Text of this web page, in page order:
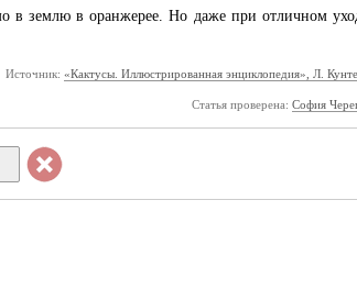
в землю в оранжерее. Но даже при отличном
Источник: «Кактусы. Иллюстрированная энциклопедия», Л.
Статья проверена: София